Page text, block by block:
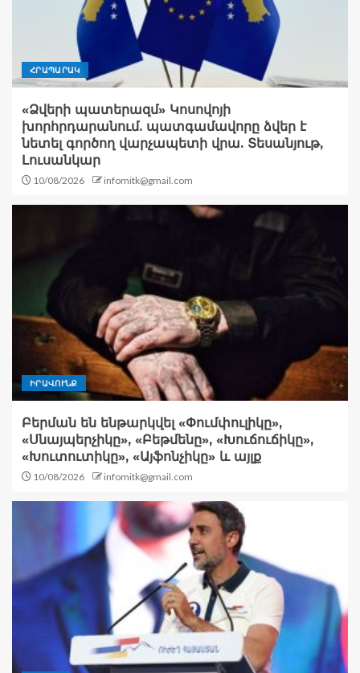
ՀՐԱՊԱՐԱԿ
«Ձվերի պատերազմ» Կոսովոյի
խորհրդարանում. պատգամավորը ձվեր է
նետել գործող վարչապետի վրա. Տեսանյութ,
Լուսանկար
10/08/2026 infomitk@gmail.com
ԻՐԱՎՈՒՆՔ
Բերման են ենթարկվել «Փումփուլիկը»,
«Սնայպերչիկը», «Բեթմենը», «Խուճուճիկը»,
«Խուտուտիկը», «Այֆոնչիկը» և այլք
10/08/2026 infomitk@gmail.com